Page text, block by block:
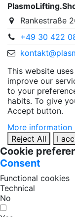
Rankestraße
+49 30 422
This website
improve our
to your
habits. To give
Accept button.
More information
Reject All
I
Cookie
Consent
Functional cookies
Technical
No